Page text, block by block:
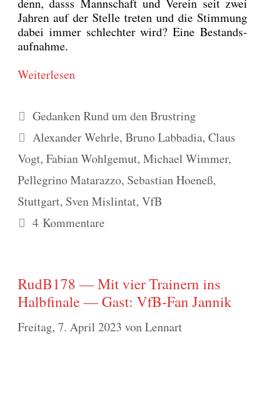
Jah­ren auf der Stel­le tre­ten und die Stim­mung
dabei immer schlech­ter wird? Eine Bestands­
auf­nah­me.
Wei­ter­le­sen
Kategorien
Gedanken Rund um den Brustring
Schlagwörter
Alexander Wehrle, Bruno Labbadia, Claus
Vogt, Fabian Wohlgemut, Michael Wimmer,
Pellegrino Matarazzo, Sebastian Hoeneß,
Stuttgart, Sven Mislintat, VfB
4 Kommentare
RudB178 — Mit vier Trainern ins
Halbfinale — Gast: VfB-Fan Jannik
Freitag, 7. April 2023 vonLennart